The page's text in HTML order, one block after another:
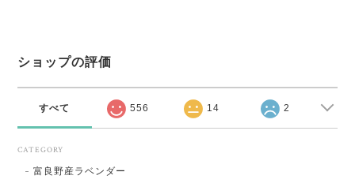
ショップの評価
すべて 556 14 2
CATEGORY
富良野産ラベンダー